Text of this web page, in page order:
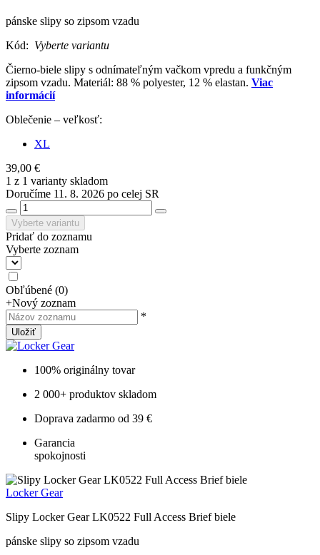
pánske slipy so zipsom vzadu
Kód: Vyberte variantu
Čierno-biele slipy s odnímateľným vačkom vpredu a funkčným
zipsom vzadu. Materiál: 88 % polyester, 12 % elastan. Viac
informácií
Oblečenie – veľkosť:
XL
39,00 €
1 z 1 varianty skladom
Doručíme 11. 8. 2026 po celej SR
Vyberte variantu
Pridať do zoznamu
Vyberte zoznam
Obľúbené (0)
+Nový zoznam
*
Uložiť
100% originálny tovar
2 000+ produktov skladom
Doprava zadarmo od 39 €
Garancia
spokojnosti
Locker Gear
Slipy Locker Gear LK0522 Full Access Brief biele
pánske slipy so zipsom vzadu